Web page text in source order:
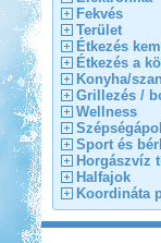
Fekvés
Terület
Étkezés
Étkezés a
Konyha/
Grillezés /
Wellness
Sport és
Horgászvíz
Halfajok
Koordináta